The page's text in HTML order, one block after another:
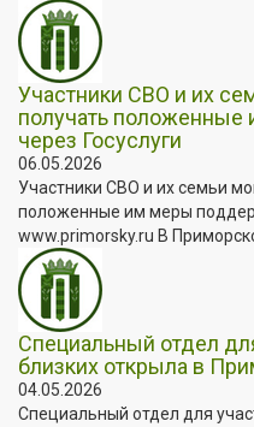
Участники СВО и их
получать
через Госуслуги
06.05.2026
Участники СВО и их семьи
положенные им меры
www.primorsky.ru В
Специальный отдел
близких открыла в
04.05.2026
Специальный отдел для